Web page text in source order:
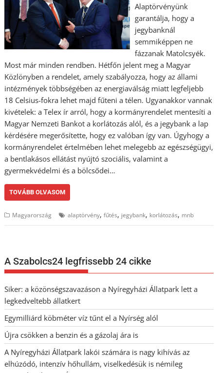
Alaptörvényünk
garantálja, hogy a
jegybanknál
semmiképpen ne
fázzanak Matolcsyék.
Most már minden rendben. Hétfőn jelent meg a Magyar
Közlönyben a rendelet, amely szabályozza, hogy az állami
intézmények többségében az energiaválság miatt legfeljebb
18 Celsius-fokra lehet majd fűteni a télen. Ugyanakkor vannak
kivételek: a Telex ír arról, hogy a kormányrendelet mentesíti a
Magyar Nemzeti Bankot a korlátozás alól, és a jegybank a lap
kérdésére megerősítette, hogy ez valóban így van. Úgyhogy a
kormányrendelet értelmében lehet melegebb az egészségügyi,
a bentlakásos ellátást nyújtó szociális, valamint a
gyermekvédelmi és a bölcsődei…
TOVÁBB OLVASOM
Magyarország alaptörvény,fűtés, jegybank, korlátozás, mnb
A Szabolcs24 legfrissebb 24 cikke
Siker: a közönségszavazáson a Nyíregyházi Állatpark lett a
legkedveltebb állatkert
Egymilliárd köbméter víz tűnt el a Nyírség alól
Újra csökken a benzin és a gázolaj ára is
A Nyíregyházi Állatpark lakói számára is nagy kihívás az
elhúzódó, intenzív hőhullám, viselkedésük is némileg